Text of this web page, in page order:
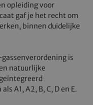
opleiding voor
gaf je het recht om
binnen duidelijke
is
natuurlijke
A1, A2, B, C, D en E.